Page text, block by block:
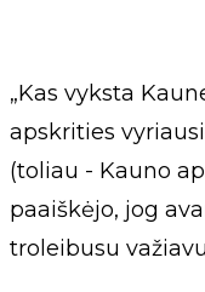
„Kas vyksta
apskrities
(toliau - Kauno
paaiškėjo, jog
troleibusu